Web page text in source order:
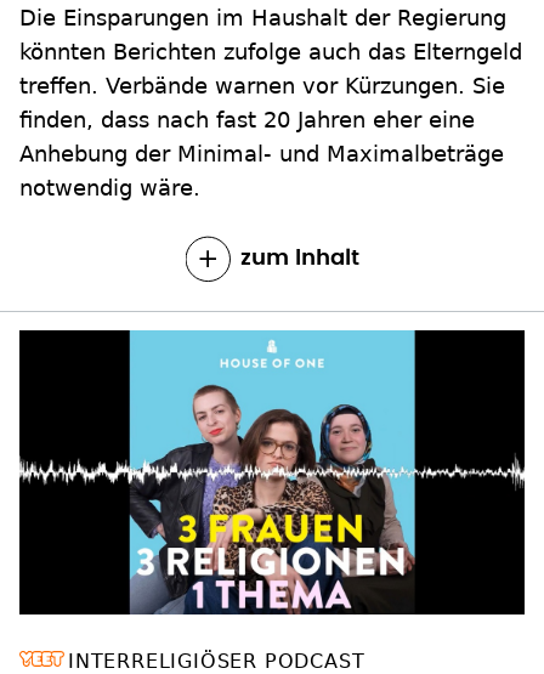
Die Einsparungen im Haushalt der Regierung
könnten Berichten zufolge auch das Elterngeld
treffen. Verbände warnen vor Kürzungen. Sie
finden, dass nach fast 20 Jahren eher eine
Anhebung der Minimal- und Maximalbeträge
notwendig wäre.
zum Inhalt
INTERRELIGIÖSER PODCAST